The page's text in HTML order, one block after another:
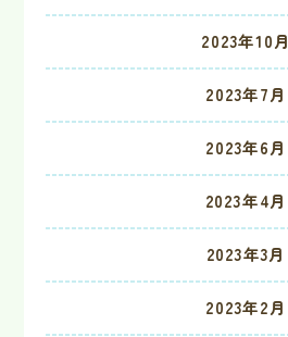
2023年10月
2023年7月
2023年6月
2023年4月
2023年3月
2023年2月